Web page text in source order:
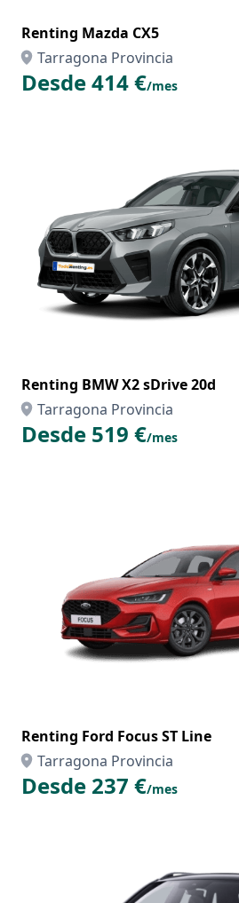
Renting Mazda CX5
Tarragona Provincia
Desde 414 €/mes
Renting BMW X2 sDrive 20d
Tarragona Provincia
Desde 519 €/mes
Renting Ford Focus ST Line
Tarragona Provincia
Desde 237 €/mes